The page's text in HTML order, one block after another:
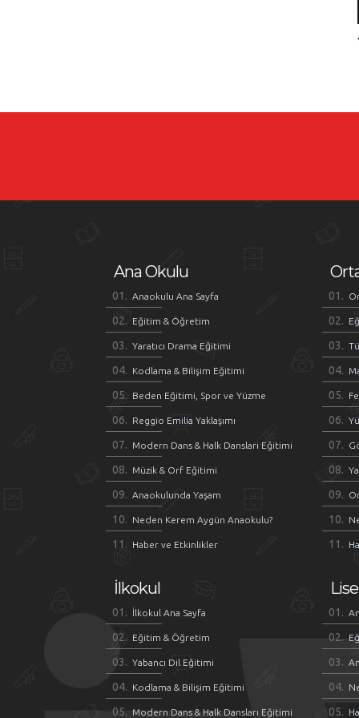
Ana Okulu
Anaokulu Ana Sayfa
Eğitim & Öğretim
Yaratıcı Drama Eğitimi
Kodlama & Bilişim Eğitimi
Beden Eğitimi, Spor ve Yüzme
Reggio Emilia Yaklaşımı
Modern Dans & Halk Dansları Eğitimi
Müzik & Orf Eğitimi
Anaokulunda Yaşam
Neden Kerem Aygün Anaokulu?
Haber ve Etkinlikler
İlkokul
İlkokul Ana Sayfa
Eğitim & Öğretim
Yabancı Dil Eğitimi
Kodlama & Bilişim Eğitimi
Modern Dans & Halk Dansları Eğitimi
Lise